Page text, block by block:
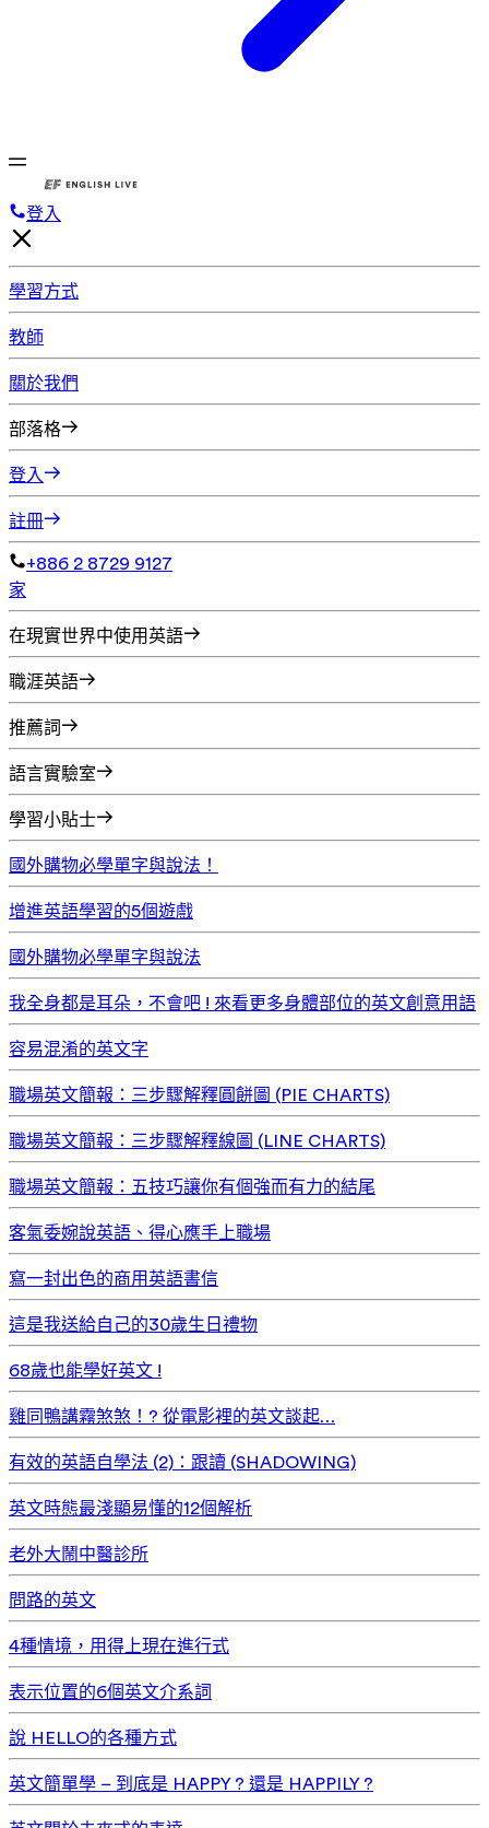
登入
學習方式
教師
關於我們
部落格
登入
註冊
+886 2 8729 9127
家
在現實世界中使用英語
職涯英語
推薦詞
語言實驗室
學習小貼士
國外購物必學單字與說法！
增進英語學習的5個遊戲
國外購物必學單字與說法
我全身都是耳朵，不會吧 ! 來看更多身體部位的英文創意用語
容易混淆的英文字
職場英文簡報：三步驟解釋圓餅圖 (PIE CHARTS)
職場英文簡報：三步驟解釋線圖 (LINE CHARTS)
職場英文簡報：五技巧讓你有個強而有力的結尾
客氣委婉說英語、得心應手上職場
寫一封出色的商用英語書信
這是我送給自己的30歲生日禮物
68歲也能學好英文 !
雞同鴨講霧煞煞！? 從電影裡的英文談起…
有效的英語自學法 (2)：跟讀 (SHADOWING)
英文時態最淺顯易懂的12個解析
老外大鬧中醫診所
問路的英文
4種情境，用得上現在進行式
表示位置的6個英文介系詞
說 HELLO的各種方式
英文簡單學 – 到底是 HAPPY ? 還是 HAPPILY ?